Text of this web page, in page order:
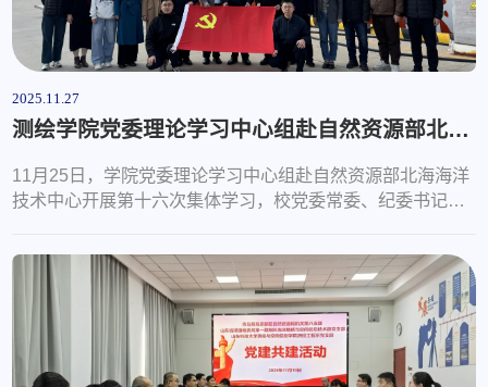
2025.11.27
测绘学院党委理论学习中心组赴自然资源部北海海洋技术中心考察学习
11月25日，学院党委理论学习中心组赴自然资源部北海海洋
技术中心开展第十六次集体学习，校党委常委、纪委书记徐
正科级干部顾东东列席旁听。学院党委理论学习中心组成
员、党支部书记参加活动。在座谈交流会上，北海海洋技术
中心主任、党委书记陆会胜介绍了“大洋1号”科考船的装备迭
代升级历程、深海资源勘探重大突破成果、海上科考任务执
行成效、临时党支部战斗堡垒发挥以...